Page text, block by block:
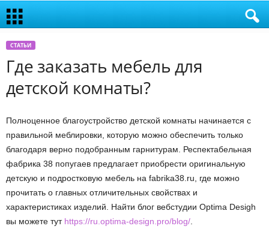
СТАТЬИ
Где заказать мебель для
детской комнаты?
Полноценное благоустройство детской комнаты начинается с
правильной меблировки, которую можно обеспечить только
благодаря верно подобранным гарнитурам. Респектабельная
фабрика 38 попугаев предлагает приобрести оригинальную
детскую и подростковую мебель на fabrika38.ru, где можно
прочитать о главных отличительных свойствах и
характеристиках изделий. Найти блог вебстудии Optima Desigh
вы можете тут https://ru.optima-design.pro/blog/